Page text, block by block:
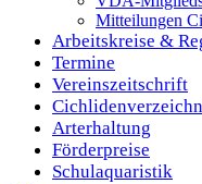
Mitteilungen
Arbeitskreise &
Termine
Vereinszeitschrift
Arterhaltung
Förderpreise
Schulaquaristik